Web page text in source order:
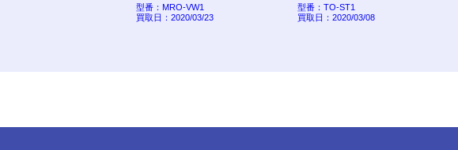
型番：MRO-VW1
買取日：2020/03/23
型番：TO-ST1
買取日：2020/03/08